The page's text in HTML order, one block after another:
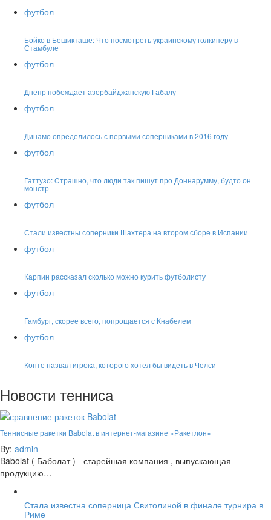
футбол
Бойко в Бешикташе: Что посмотреть украинскому голкиперу в
Стамбуле
футбол
Днепр побеждает азербайджанскую Габалу
футбол
Динамо определилось с первыми соперниками в 2016 году
футбол
Гаттузо: Cтрашно, что люди так пишут про Доннарумму, будто он
монстр
футбол
Стали известны соперники Шахтера на втором сборе в Испании
футбол
Карпин рассказал сколько можно курить футболисту
футбол
Гамбург, скорее всего, попрощается с Кнабелем
футбол
Конте назвал игрока, которого хотел бы видеть в Челси
Новости тенниса
Теннисные ракетки Babolat в интернет-магазине «Ракетлон»
By: admin
Babolat ( Баболат ) - старейшая компания , выпускающая
продукцию…
Стала известна соперница Свитолиной в финале турнира в
Риме